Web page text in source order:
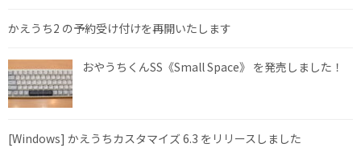
かえうち2 の予約受け付けを再開いたします
おやうちくんSS《Small Space》 を発売しました！
[Windows] かえうちカスタマイズ 6.3 をリリースしました